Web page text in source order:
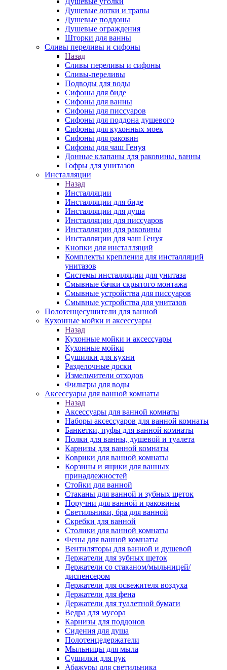
Душевые лотки и трапы
Душевые поддоны
Душевые ограждения
Шторки для ванны
Сливы переливы и сифоны
Назад
Сливы переливы и сифоны
Сливы-переливы
Подводы для воды
Сифоны для биде
Сифоны для ванны
Сифоны для писсуаров
Сифоны для поддона душевого
Сифоны для кухонных моек
Сифоны для раковин
Сифоны для чаш Генуя
Донные клапаны для раковины, ванны
Гофры для унитазов
Инсталляции
Назад
Инсталляции
Инсталляции для биде
Инсталляции для душа
Инсталляции для писсуаров
Инсталляции для раковины
Инсталляции для чаш Генуя
Кнопки для инсталляций
Комплекты крепления для инсталляций
унитазов
Системы инсталляции для унитаза
Смывные бачки скрытого монтажа
Смывные устройства для писсуаров
Смывные устройства для унитазов
Полотенцесушители для ванной
Кухонные мойки и аксессуары
Назад
Кухонные мойки и аксессуары
Кухонные мойки
Сушилки для кухни
Разделочные доски
Измельчители отходов
Фильтры для воды
Аксессуары для ванной комнаты
Назад
Аксессуары для ванной комнаты
Наборы аксессуаров для ванной комнаты
Банкетки, пуфы для ванной комнаты
Полки для ванны, душевой и туалета
Карнизы для ванной комнаты
Коврики для ванной комнаты
Корзины и ящики для ванных
принадлежностей
Стойки для ванной
Стаканы для ванной и зубных щеток
Поручни для ванной и раковины
Светильники, бра для ванной
Скребки для ванной
Столики для ванной комнаты
Фены для ванной комнаты
Вентиляторы для ванной и душевой
Держатели для зубных щеток
Держатели со стаканом/мыльницей/
диспенсером
Держатели для освежителя воздуха
Держатели для фена
Держатели для туалетной бумаги
Ведра для мусора
Карнизы для поддонов
Сидения для душа
Полотенцедержатели
Мыльницы для мыла
Сушилки для рук
Абажуры для светильника